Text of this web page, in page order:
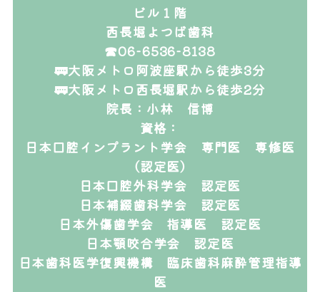
ビル１階
西長堀よつば歯科
☎06-6536-8138
🚃大阪メトロ阿波座駅から徒歩3分
🚃大阪メトロ西長堀駅から徒歩2分
院長：小林 信博
資格：
日本口腔インプラント学会 専門医 専修医
（認定医）
日本口腔外科学会 認定医
日本補綴歯科学会 認定医
日本外傷歯学会 指導医 認定医
日本顎咬合学会 認定医
日本歯科医学復興機構 臨床歯科麻酔管理指導
医